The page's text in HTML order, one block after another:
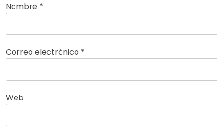
Nombre *
Correo electrónico *
Web